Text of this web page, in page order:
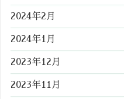
2024年2月
2024年1月
2023年12月
2023年11月